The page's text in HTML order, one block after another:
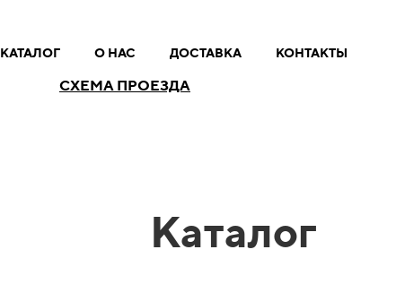
КАТАЛОГ О НАС ДОСТАВКА КОНТАКТЫ
СХЕМА ПРОЕЗДА
Каталог